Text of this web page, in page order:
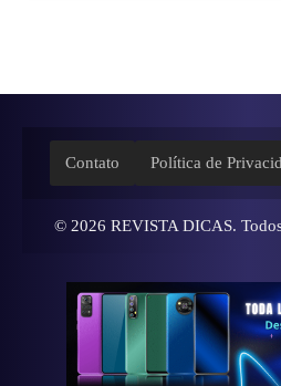
Contato Política de
© 2026 REVISTA DICAS.